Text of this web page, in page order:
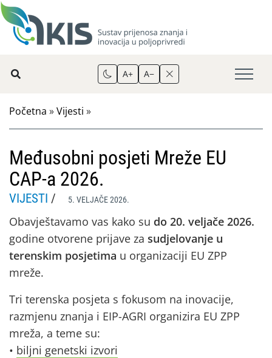
A+ A−
Početna »Vijesti »
Međusobni posjeti Mreže EU
CAP-a 2026.
VIJESTI / 5. VELJAČE 2026.
Obavještavamo vas kako su do 20. veljače 2026.
godine otvorene prijave za sudjelovanje u
terenskim posjetima u organizaciji EU ZPP
mreže.
Tri terenska posjeta s fokusom na inovacije,
razmjenu znanja i EIP-AGRI organizira EU ZPP
mreža, a teme su:
• biljni genetski izvori